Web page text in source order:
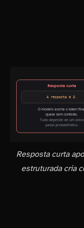
Resposta curta
estruturada cria